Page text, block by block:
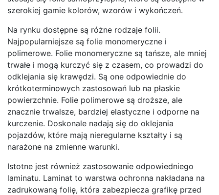
szerokiej gamie kolorów, wzorów i wykończeń.
Na rynku dostępne są różne rodzaje folii.
Najpopularniejsze są folie monomeryczne i
polimerowe. Folie monomeryczne są tańsze, ale mniej
trwałe i mogą kurczyć się z czasem, co prowadzi do
odklejania się krawędzi. Są one odpowiednie do
krótkoterminowych zastosowań lub na płaskie
powierzchnie. Folie polimerowe są droższe, ale
znacznie trwalsze, bardziej elastyczne i odporne na
kurczenie. Doskonale nadają się do oklejania
pojazdów, które mają nieregularne kształty i są
narażone na zmienne warunki.
Istotne jest również zastosowanie odpowiedniego
laminatu. Laminat to warstwa ochronna nakładana na
zadrukowaną folię, która zabezpiecza grafikę przed